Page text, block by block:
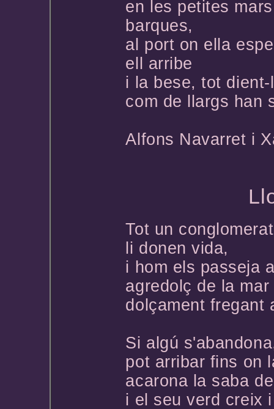
en les petites
barques,
al port on ella
ell arribe
i la bese, tot
com de llargs han
Alfons Navarret i
Tot un
li donen vida,
i hom els passeja
agredolç de la mar
dolçament fregant
Si algú
pot arribar fins on
acarona la saba
i el seu verd creix